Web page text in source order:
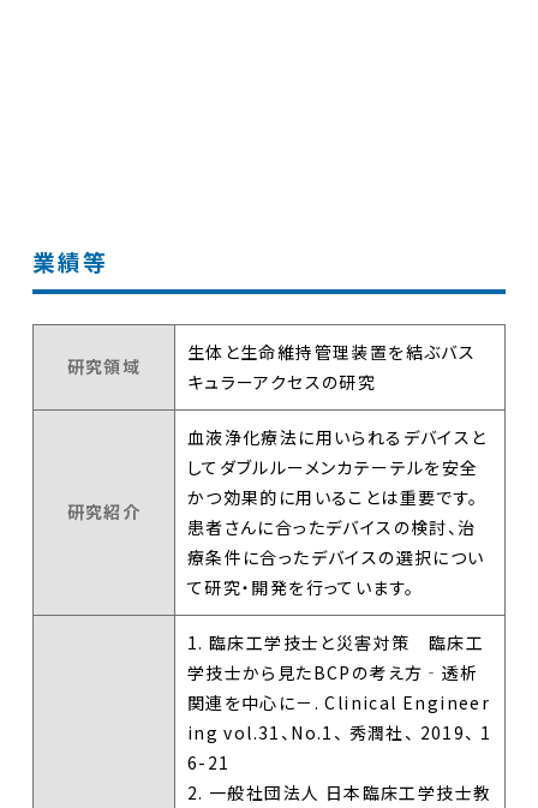
業績等
研究領域
生体と生命維持管理装置を結ぶバス
キュラーアクセスの研究
研究紹介
血液浄化療法に用いられるデバイスと
してダブルルーメンカテーテルを安全
かつ効果的に用いることは重要です。
患者さんに合ったデバイスの検討、治
療条件に合ったデバイスの選択につい
て研究・開発を行っています。
1. 臨床工学技士と災害対策 臨床工
学技士から見たBCPの考え方‐透析
関連を中心に－. Clinical Engineer
ing vol.31、No.1、 秀潤社、 2019、 1
6-21
2. 一般社団法人 日本臨床工学技士教